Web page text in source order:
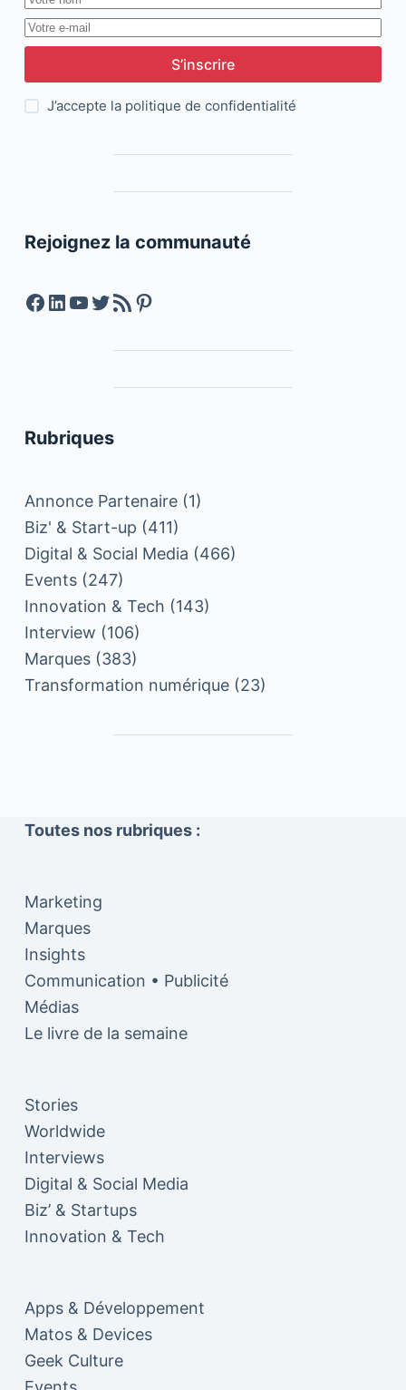
S’inscrire
J’accepte la politique de confidentialité
Rejoignez la communauté
Facebook
LinkedIn
YouTube
Twitter
Feed RSSPinterest
Rubriques
Annonce Partenaire(1)
Biz' & Start-up (411)
Digital & Social Media (466)
Events(247)
Innovation & Tech (143)
Interview (106)
Marques(383)
Transformation numérique(23)
Toutes nos rubriques :
Marketing
Marques
Insights
Communication • Publicité
Médias
Le livre de la semaine
Stories
Worldwide
Interviews
Digital & Social Media
Biz’ & Startups
Innovation & Tech
Apps & Développement
Matos & Devices
Geek Culture